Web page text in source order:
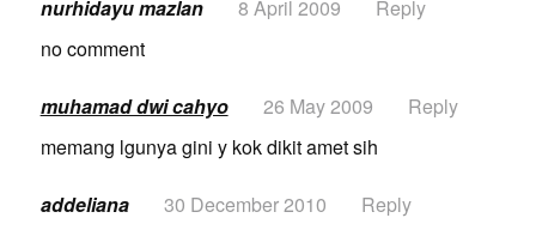
nurhidayu mazlan 8 April 2009
Reply
no comment
muhamad dwi cahyo 26 May 2009
Reply
memang lgunya gini y kok dikit amet sih
addeliana 30 December 2010
Reply